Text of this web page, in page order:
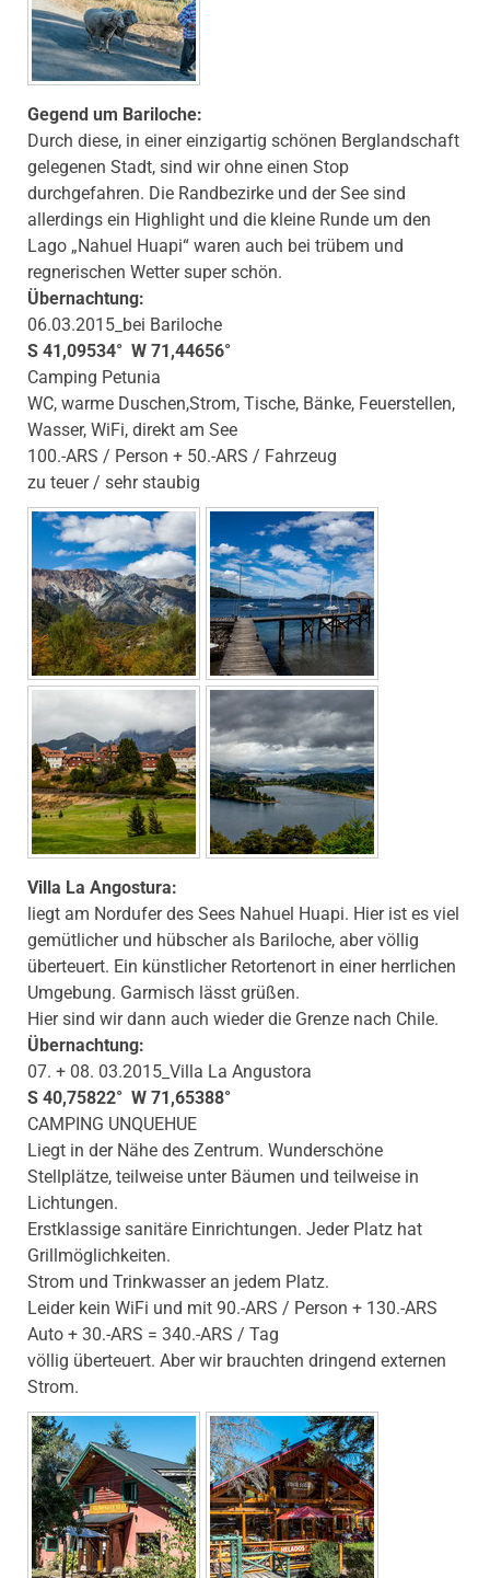
Gegend um Bariloche:
Durch diese, in einer einzigartig schönen Berglandschaft
gelegenen Stadt, sind wir ohne einen Stop
durchgefahren. Die Randbezirke und der See sind
allerdings ein Highlight und die kleine Runde um den
Lago „Nahuel Huapi“ waren auch bei trübem und
regnerischen Wetter super schön.
Übernachtung:
06.03.2015_bei Bariloche
S 41,09534° W 71,44656°
Camping Petunia
WC, warme Duschen,Strom, Tische, Bänke, Feuerstellen,
Wasser, WiFi, direkt am See
100.-ARS / Person + 50.-ARS / Fahrzeug
zu teuer / sehr staubig
Villa La Angostura:
liegt am Nordufer des Sees Nahuel Huapi. Hier ist es viel
gemütlicher und hübscher als Bariloche, aber völlig
überteuert. Ein künstlicher Retortenort in einer herrlichen
Umgebung. Garmisch lässt grüßen.
Hier sind wir dann auch wieder die Grenze nach Chile.
Übernachtung:
07. + 08. 03.2015_Villa La Angustora
S 40,75822° W 71,65388°
CAMPING UNQUEHUE
Liegt in der Nähe des Zentrum. Wunderschöne
Stellplätze, teilweise unter Bäumen und teilweise in
Lichtungen.
Erstklassige sanitäre Einrichtungen. Jeder Platz hat
Grillmöglichkeiten.
Strom und Trinkwasser an jedem Platz.
Leider kein WiFi und mit 90.-ARS / Person + 130.-ARS
Auto + 30.-ARS = 340.-ARS / Tag
völlig überteuert. Aber wir brauchten dringend externen
Strom.